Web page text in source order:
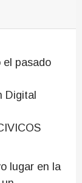
el pasado
Digital
lugar en la